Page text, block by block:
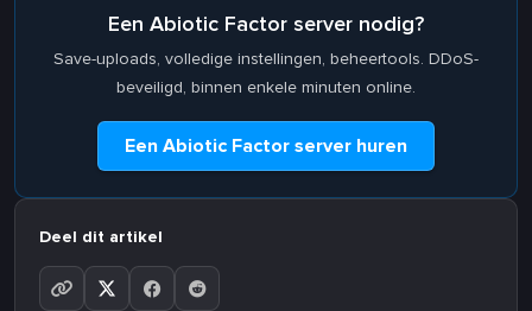
Een Abiotic Factor server nodig?
Save-uploads, volledige instellingen, beheertools. DDoS-
beveiligd, binnen enkele minuten online.
Een Abiotic Factor server huren
Deel dit artikel